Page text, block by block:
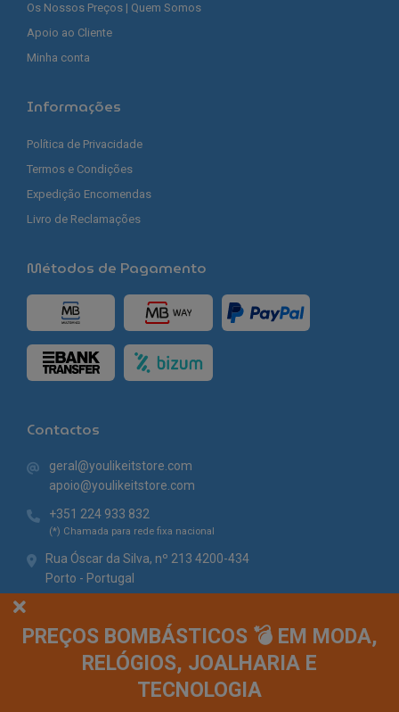
PREÇOS BOMBÁSTICOS 💣 EM MODA,
RELÓGIOS, JOALHARIA E
TECNOLOGIA
Os Nossos Preços | Quem Somos
Apoio ao Cliente
Minha conta
Informações
Política de Privacidade
Termos e Condições
Expedição Encomendas
Livro de Reclamações
Métodos de Pagamento
Contactos
geral@youlikeitstore.com
apoio@youlikeitstore.com
+351 224 933 832
(*) Chamada para rede fixa nacional
Rua Óscar da Silva, nº 213 4200-434
Porto - Portugal